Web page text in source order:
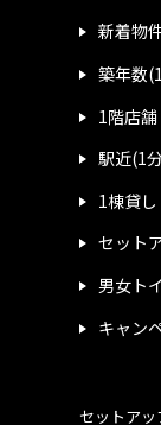
新着物
築年数
1階店舗
駅近(1
1棟貸し
セット
男女ト
キャン
セットア